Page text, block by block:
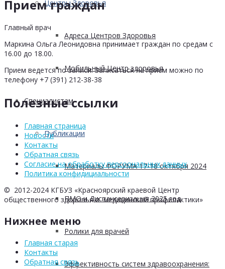
Центры Здоровья
Адреса Центров Здоровья
Мобильный Центр здоровья
Cпециалистам
Публикации
Материалы ФОРУМА 17-18 октября 2024
ПМО и Диспансеризация 2025 год
Ролики для врачей
Эффективность систем здравоохранения:
Прием граждан
Главный врач
Маркина Ольга Леонидовна принимает граждан по средам с
16.00 до 18.00.
Прием ведется по записи. Записаться на прием можно по
телефону +7 (391) 212-38-38
Полезные ссылки
Главная страница
Новости
Контакты
Обратная связь
Согласие на обработку персоональных данных
Политика конфидициальности
© 2012-2024 КГБУЗ «Красноярский краевой Центр
общественного здоровья и медицинской профилактики»
Нижнее меню
Главная старая
Контакты
Обратная связь